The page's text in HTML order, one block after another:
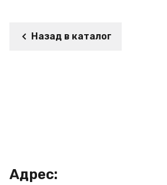
Назад в каталог
Адрес: